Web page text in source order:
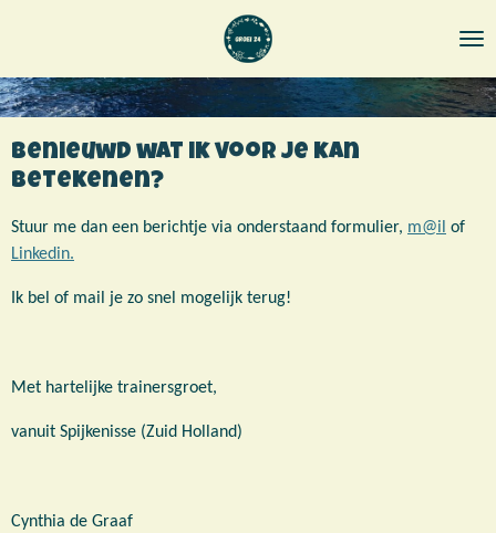
naar
de
Benieuwd wat ik voor je kan
betekenen?
Stuur me dan een berichtje via onderstaand formulier, m@il of
Linkedin.
Ik bel of mail je zo snel mogelijk terug!
Met hartelijke trainersgroet,
vanuit Spijkenisse (Zuid Holland)
Cynthia de Graaf